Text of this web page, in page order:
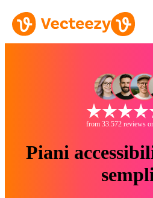
from 33.572 reviews
Piani